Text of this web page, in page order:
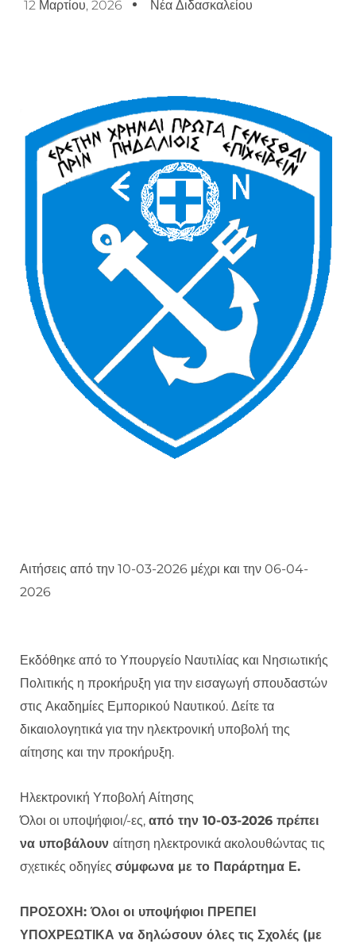
12 Μαρτίου, 2026 Νέα Διδασκαλείου
Αιτήσεις από την 10-03-2026 μέχρι και την 06-04-
2026
Εκδόθηκε από το Υπουργείο Ναυτιλίας και Νησιωτικής
Πολιτικής η προκήρυξη για την εισαγωγή σπουδαστών
στις Ακαδημίες Εμπορικού Ναυτικού. Δείτε τα
δικαιολογητικά για την ηλεκτρονική υποβολή της
αίτησης και την προκήρυξη.
Ηλεκτρονική Υποβολή Αίτησης
Όλοι οι υποψήφιοι/-ες, από την 10-03-2026 πρέπει
να υποβάλουν αίτηση ηλεκτρονικά ακολουθώντας τις
σχετικές οδηγίες σύμφωνα με το Παράρτημα Ε.
ΠΡΟΣΟΧΗ: Όλοι οι υποψήφιοι ΠΡΕΠΕΙ
ΥΠΟΧΡΕΩΤΙΚΑ να δηλώσουν όλες τις Σχολές (με